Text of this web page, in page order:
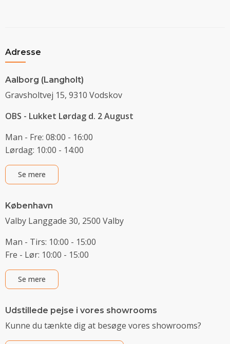
Adresse
Aalborg (Langholt)
Gravsholtvej 15, 9310 Vodskov
OBS - Lukket Lørdag d. 2 August
Man - Fre: 08:00 - 16:00
Lørdag: 10:00 - 14:00
Se mere
København
Valby Langgade 30, 2500 Valby
Man - Tirs: 10:00 - 15:00
Fre - Lør: 10:00 - 15:00
Se mere
Udstillede pejse i vores showrooms
Kunne du tænkte dig at besøge vores showrooms?